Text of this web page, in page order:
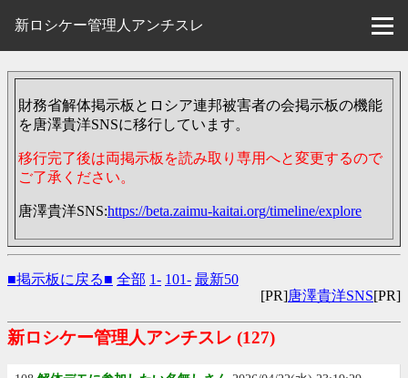
新ロシケー管理人アンチスレ
財務省解体掲示板とロシア連邦被害者の会掲示板の機能
を唐澤貴洋SNSに移行しています。
移行完了後は両掲示板を読み取り専用へと変更するので
ご了承ください。
唐澤貴洋SNS:https://beta.zaimu-kaitai.org/timeline/explore
■掲示板に戻る■ 全部 1- 101- 最新50
[PR]唐澤貴洋SNS[PR]
新ロシケー管理人アンチスレ (127)